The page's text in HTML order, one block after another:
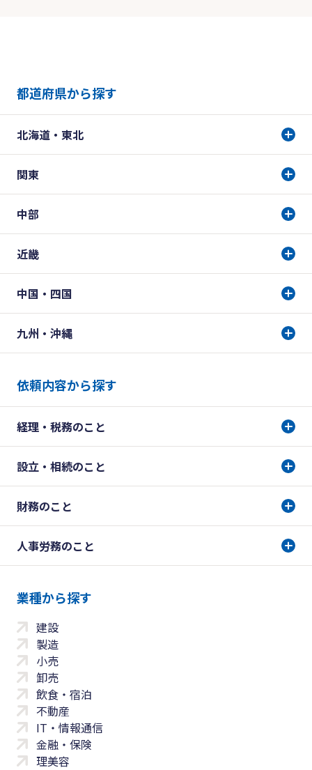
都道府県から探す
北海道・東北
関東
中部
近畿
中国・四国
九州・沖縄
依頼内容から探す
経理・税務のこと
設立・相続のこと
財務のこと
人事労務のこと
業種から探す
建設
製造
小売
卸売
飲食・宿泊
不動産
IT・情報通信
金融・保険
理美容